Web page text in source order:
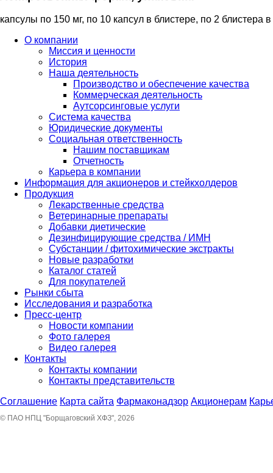
капсулы по 150 мг, по 10 капсул в блистере, по 2 блистера
О компании
Миссия и ценности
История
Наша деятельность
Производство и обеспечение качества
Коммерческая деятельность
Аутсорсинговые услуги
Система качества
Юридические документы
Социальная ответственность
Нашим поставщикам
Отчетность
Карьера в компании
Информация для акционеров и стейкхолдеров
Продукция
Лекарственные средства
Ветеринарные препараты
Добавки диетические
Дезинфицирующие средства / ИМН
Субстанции / фитохимические экстракты
Новые разработки
Каталог статей
Для покупателей
Рынки сбыта
Исследования и разработка
Пресс-центр
Новости компании
Фото галерея
Видео галерея
Контакты
Контакты компании
Контакты представительств
Соглашение Карта сайта Фармаконадзор Акционерам
© ПАО НПЦ "Борщаговский ХФЗ", 2026